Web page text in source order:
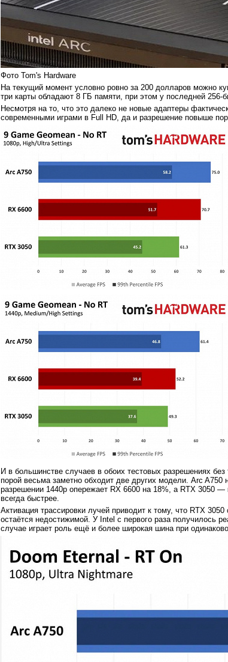
Фото Tom's Hardware
На текущий момент условно ровно за 200 долларов можно
три карты обладают 8 ГБ памяти, при этом у последней 256-
Несмотря на то, что это далеко не новые адаптеры
современными играми в Full HD, да и разрешение повыше
И в большинстве случаев в обоих тестовых разрешениях
порой весьма заметно обходит две других модели. Arc
разрешении 1440p опережает RX 6600 на 18%, а RTX 3050
всегда быстрее.
Активация трассировки лучей приводит к тому, что RTX
остаётся недостижимой. У Intel с первого раза получилось
случае играет роль ещё и более широкая шина при